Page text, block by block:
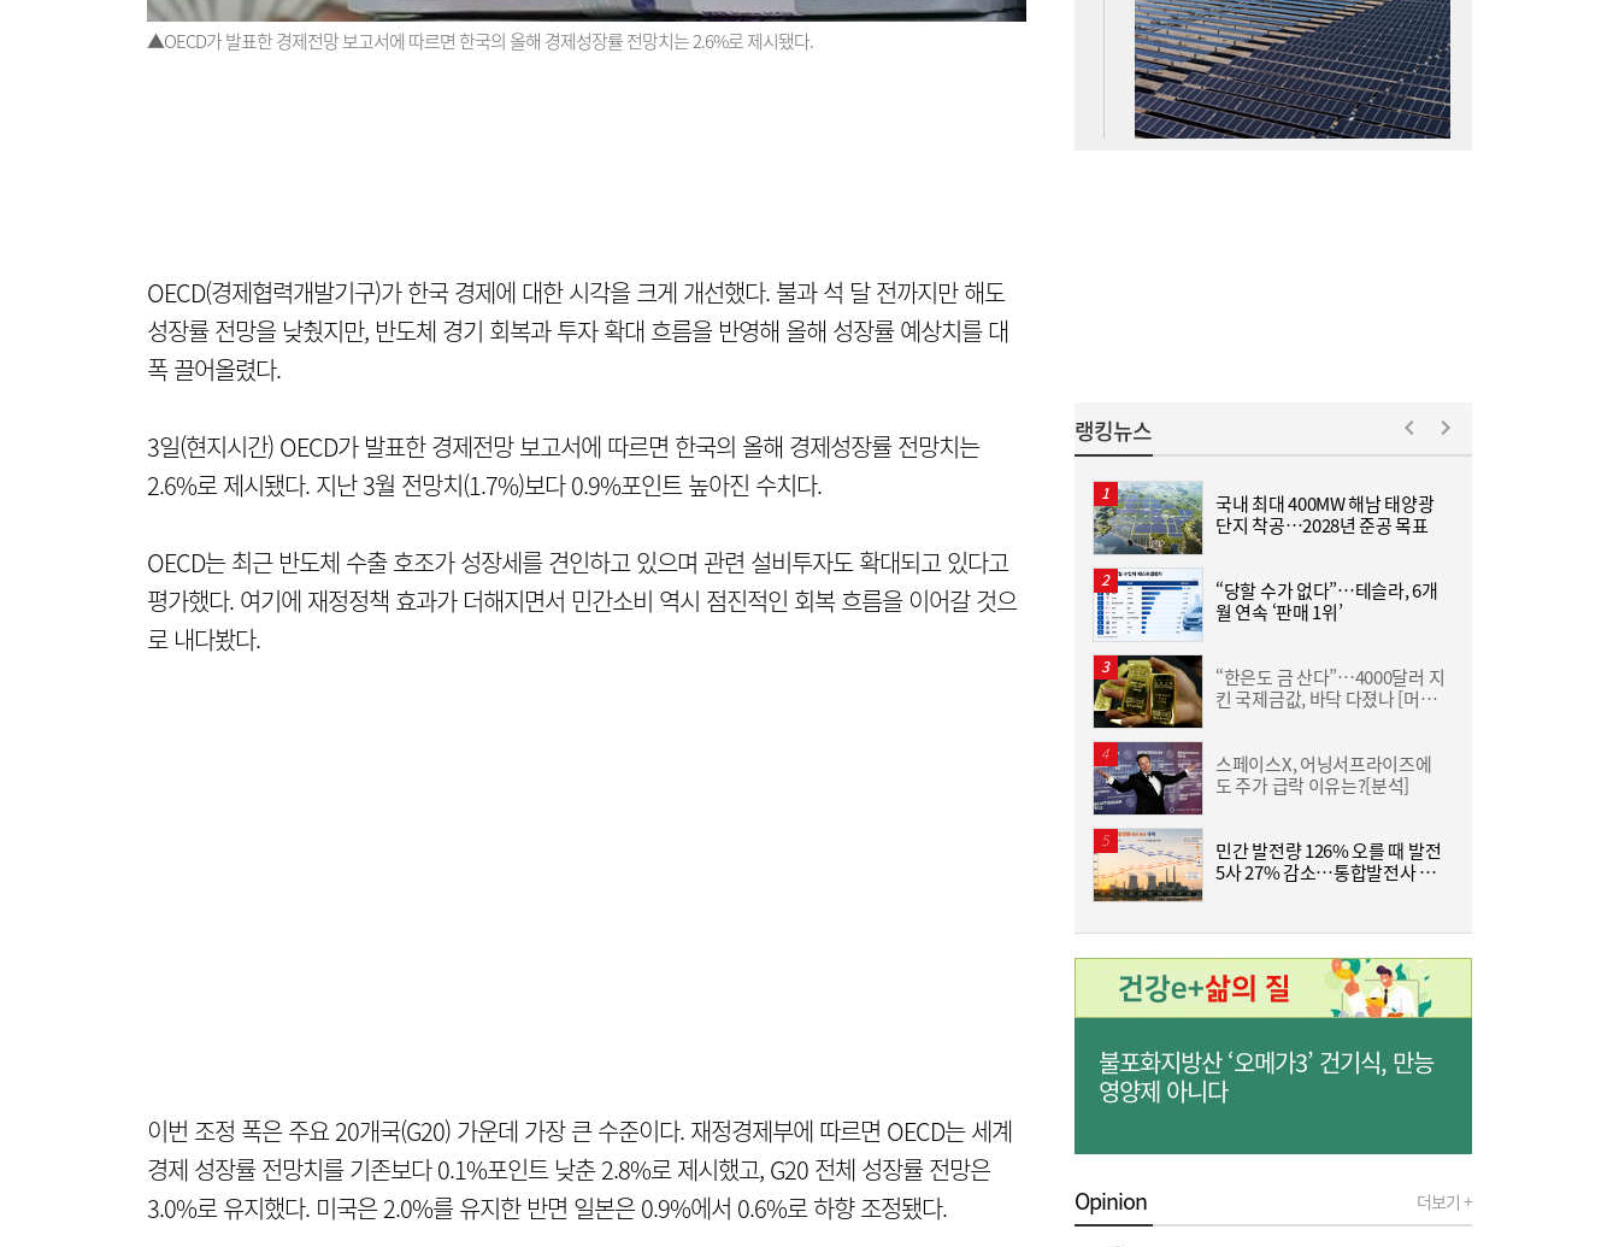
▲OECD가 발표한 경제전망 보고서에 따르면 한국의 올해 경제성장률 전망치는 2.6%로 제시됐다.
OECD(경제협력개발기구)가 한국 경제에 대한 시각을 크게 개선했다. 불과 석 달 전까지만 해도
성장률 전망을 낮췄지만, 반도체 경기 회복과 투자 확대 흐름을 반영해 올해 성장률 예상치를 대
폭 끌어올렸다.
3일(현지시간) OECD가 발표한 경제전망 보고서에 따르면 한국의 올해 경제성장률 전망치는
2.6%로 제시됐다. 지난 3월 전망치(1.7%)보다 0.9%포인트 높아진 수치다.
OECD는 최근 반도체 수출 호조가 성장세를 견인하고 있으며 관련 설비투자도 확대되고 있다고
평가했다. 여기에 재정정책 효과가 더해지면서 민간소비 역시 점진적인 회복 흐름을 이어갈 것으
로 내다봤다.
이번 조정 폭은 주요 20개국(G20) 가운데 가장 큰 수준이다. 재정경제부에 따르면 OECD는 세계
경제 성장률 전망치를 기존보다 0.1%포인트 낮춘 2.8%로 제시했고, G20 전체 성장률 전망은
3.0%로 유지했다. 미국은 2.0%를 유지한 반면 일본은 0.9%에서 0.6%로 하향 조정됐다.
‘최고 연 10%’ 토스뱅크, ‘키워봐요 31일적
금’ 출시
14:30
수협은행, 상상인증권 인수 추진…비은행 확
대·종합금융 포석
14:27
[보험사 풍향계] 삼성생명, 생성형 AI로 영업
현장 역량↑ 外
정 우려’ 기업 63곳
랭킹뉴스
국내 최대 400MW 해남 태양광
단지 착공…2028년 준공 목표
“당할 수가 없다”…테슬라, 6개
월 연속 ‘판매 1위’
“한은도 금 산다”…4000달러 지
킨 국제금값, 바닥 다졌나 [머니
스페이스X, 어닝서프라이즈에
도 주가 급락 이유는?[분석]
민간 발전량 126% 오를 때 발전
5사 27% 감소…통합발전사 출
불포화지방산 ‘오메가3’ 건기식, 만능
영양제 아니다
Opinion 더보기 +